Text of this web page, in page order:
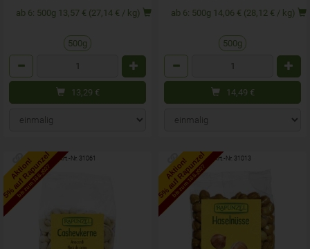
ab 6: 500g 13,57 € (27,14 € / kg)
500g
13,29 €
ab 6: 500g 14,06 € (28,12 € / kg)
500g
14,49 €
Aktion!
5% auf Rapunzel
bis zum 16.6.2027
Art.-Nr. 31061 Aktion!
5% auf Rapunzel
bis zum 16.6.2027
Art.-Nr. 31013